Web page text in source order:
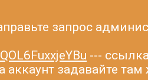
запрос
---
задавайте